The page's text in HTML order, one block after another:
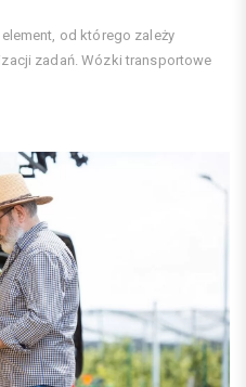
od którego zależy
zadań. Wózki transportowe